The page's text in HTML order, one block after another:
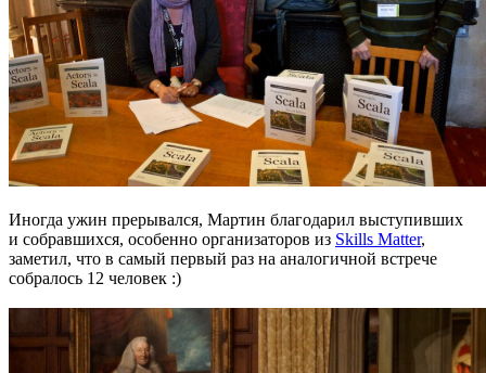
Иногда ужин прерывался, Мартин благодарил выступивших
и собравшихся, особенно организаторов из Skills Matter,
заметил, что в самый первый раз на аналогичной встрече
собралось 12 человек :)